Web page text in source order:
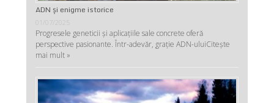
ADN şi enigme istorice
01/07/2025
Progresele geneticii şi aplicaţiile sale concrete oferă
perspective pasionante. Într-adevăr, graţie ADN-uluiCitește
mai mult »